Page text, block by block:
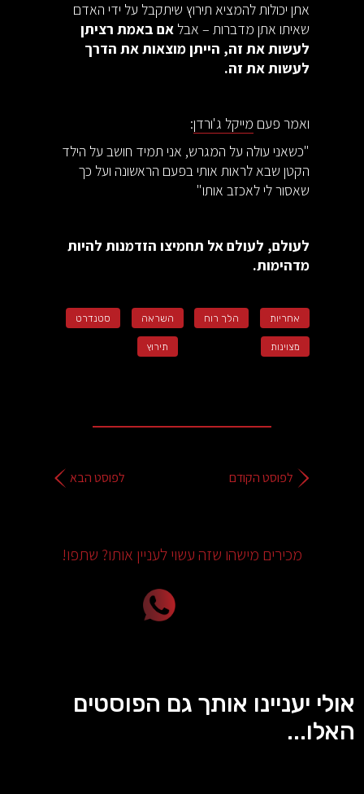
אתן יכולות להמציא תירוץ שיתקבל על ידי האדם
שאיתו אתן מדברות – אבלאם באמת רציתן
לעשות את זה, הייתן מוצאות את הדרך
לעשות את זה.
ואמר פעם מייקל ג'ורדן:
"כשאני עולה על המגרש, אני תמיד חושב על הילד
הקטן שבא לראות אותי בפעם הראשונה ועל כך
שאסור לי לאכזב אותו"
לעולם, לעולם אל תחמיצו הזדמנות להיות
מדהימות.
אחריות הלך רוח השראה סטנדרט
מצוינות תירוץ
לפוסט הקודם לפוסט הבא
מכירים מישהו שזה עשוי לעניין אותו? שתפו!
אולי יעניינו אותך גם הפוסטים
האלו...